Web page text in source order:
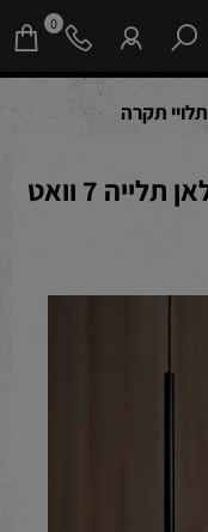
0
תלויי תקרה
גוף תאורה מנורת תלייה רולאן תלייה 7 וואט